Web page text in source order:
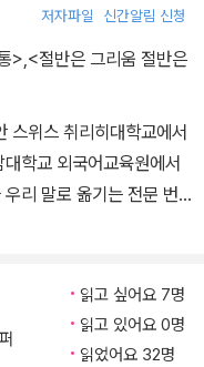
『열정』, 헤르타 뮐러의
저자파일 신간알림 신청
>,<절반은 그리움 절반은
스위스 취리히대학교에서
학교 외국어교육원에서
리 말로 옮기는 전문 번
읽고 싶어요 7명
읽고 있어요 0명
읽었어요 32명